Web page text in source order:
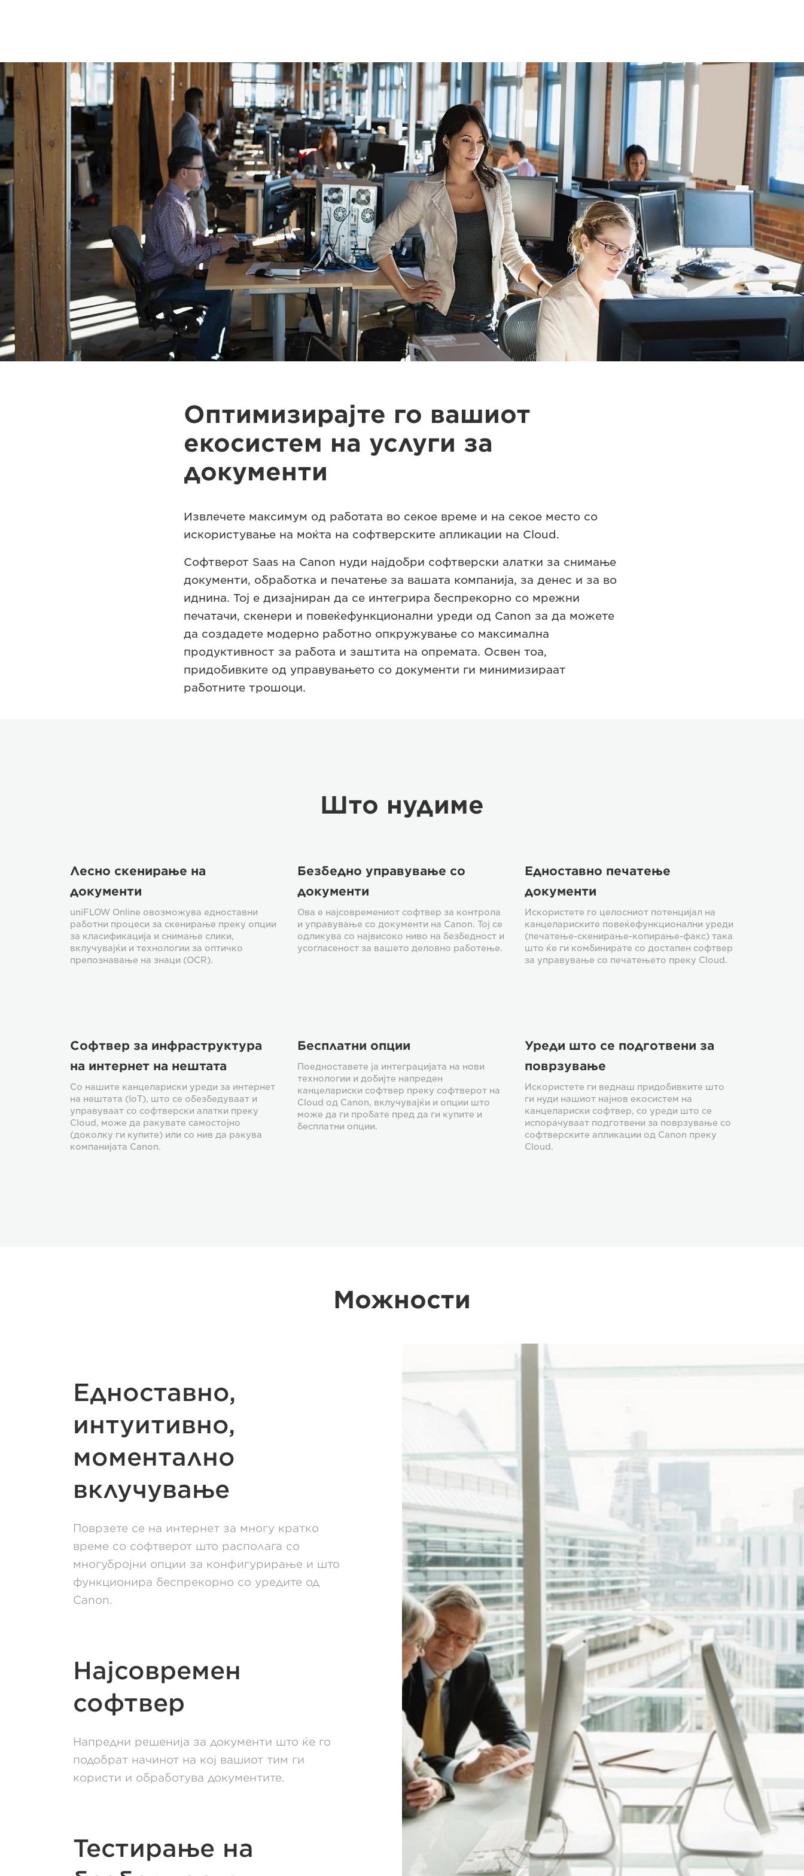
Оптимизирајте го вашиот
екосистем на услуги за
документи
Извлечете максимум од работата во секое време и на секое место со
искористување на моќта на софтверските апликации на Cloud.
Софтверот Saas на Canon нуди најдобри софтверски алатки за снимање
документи, обработка и печатење за вашата компанија, за денес и за во
иднина. Тој е дизајниран да се интегрира беспрекорно со мрежни
печатачи, скенери и повеќефункционални уреди од Canon за да можете
да создадете модерно работно опкружување со максимална
продуктивност за работа и заштита на опремата. Освен тоа,
придобивките од управувањето со документи ги минимизираат
работните трошоци.
Што нудиме
Лесно скенирање на
документи
uniFLOW Online овозможува едноставни
работни процеси за скенирање преку опции
за класификација и снимање слики,
вклучувајќи и технологии за оптичко
препознавање на знаци (OCR).
Безбедно управување со
документи
Ова е најсовремениот софтвер за контрола
и управување со документи на Canon. Тој се
одликува со највисоко ниво на безбедност и
усогласеност за вашето деловно работење.
Едноставно печатење
документи
Искористете го целосниот потенцијал на
канцелариските повеќефункционални уреди
(печатење-скенирање-копирање-факс) така
што ќе ги комбинирате со достапен софтвер
за управување со печатењето преку Cloud.
Софтвер за инфраструктура
на интернет на нештата
Со нашите канцелариски уреди за интернет
на нештата (IoT), што се обезбедуваат и
управуваат со софтверски алатки преку
Cloud, може да ракувате самостојно
(доколку ги купите) или со нив да ракува
компанијата Canon.
Бесплатни опции
Поедноставете ја интеграцијата на нови
технологии и добијте напреден
канцелариски софтвер преку софтверот на
Cloud од Canon, вклучувајќи и опции што
може да ги пробате пред да ги купите и
бесплатни опции.
Уреди што се подготвени за
поврзување
Искористете ги веднаш придобивките што
ги нуди нашиот најнов екосистем на
канцелариски софтвер, со уреди што се
испорачуваат подготвени за поврзување со
софтверските апликации од Canon преку
Cloud.
Можности
Едноставно,
интуитивно,
моментално
вклучување
Поврзете се на интернет за многу кратко
време со софтверот што располага со
многубројни опции за конфигурирање и што
функционира беспрекорно со уредите од
Canon.
Најсовремен
софтвер
Напредни решенија за документи што ќе го
подобрат начинот на кој вашиот тим ги
користи и обработува документите.
Тестирање на